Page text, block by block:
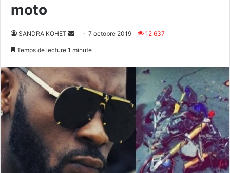
moto
SANDRA KOHET
Envoyer7 octobre 2019 12 637
Temps de lecture 1 minute